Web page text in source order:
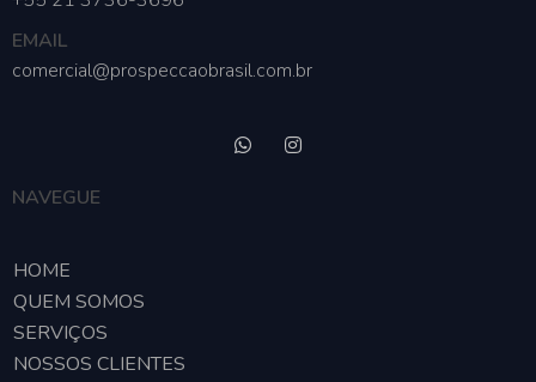
EMAIL
comercial@prospeccaobrasil.com.br
NAVEGUE
HOME
QUEM SOMOS
SERVIÇOS
NOSSOS CLIENTES